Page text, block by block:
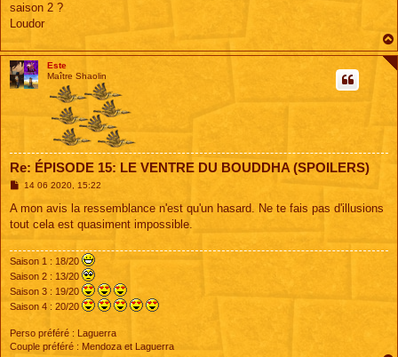
saison 2 ?
Loudor
Este
Maître Shaolin
Re: ÉPISODE 15: LE VENTRE DU BOUDDHA (SPOILERS)
M
s
a
14 06 2020, 15:22
A mon avis la ressemblance n'est qu'un hasard. Ne te fais pas d'illusions
tout cela est quasiment impossible.
Saison 1 : 18/20
Saison 2 : 13/20
Saison 3 : 19/20
Saison 4 : 20/20
Perso préféré : Laguerra
Couple préféré : Mendoza et Laguerra